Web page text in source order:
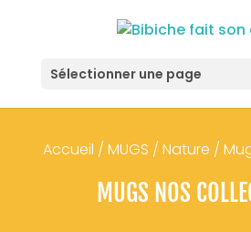
Sélectionner une page
Accueil / MUGS / Nature /
MUGS NOS